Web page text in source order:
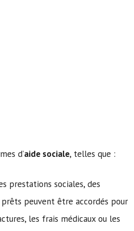
d’aide sociale, telles que :
prestations sociales, des
peuvent être accordés pour
les frais médicaux ou les